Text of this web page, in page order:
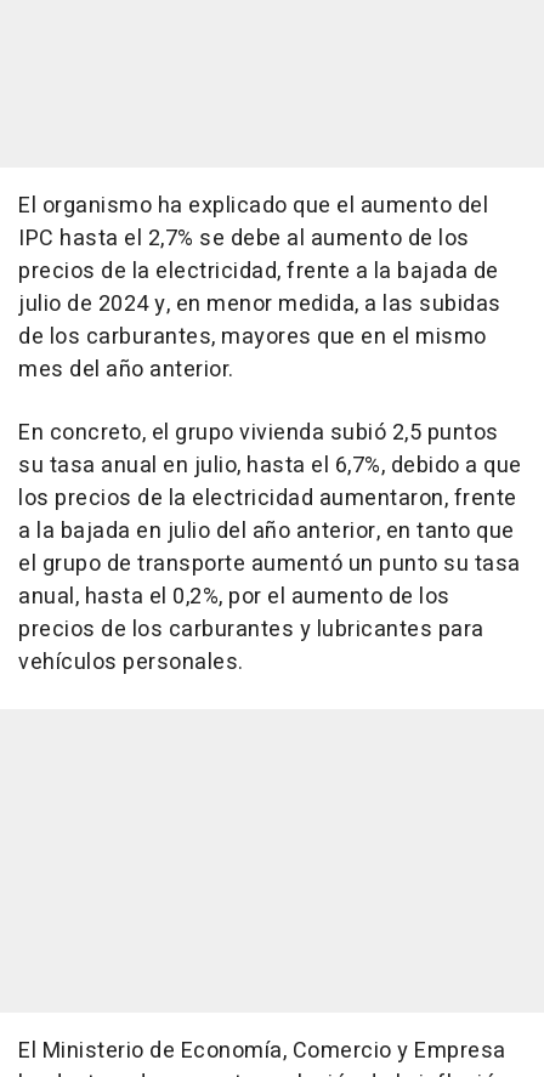
El organismo ha explicado que el aumento del
IPC hasta el 2,7% se debe al aumento de los
precios de la electricidad, frente a la bajada de
julio de 2024 y, en menor medida, a las subidas
de los carburantes, mayores que en el mismo
mes del año anterior.
En concreto, el grupo vivienda subió 2,5 puntos
su tasa anual en julio, hasta el 6,7%, debido a que
los precios de la electricidad aumentaron, frente
a la bajada en julio del año anterior, en tanto que
el grupo de transporte aumentó un punto su tasa
anual, hasta el 0,2%, por el aumento de los
precios de los carburantes y lubricantes para
vehículos personales.
El Ministerio de Economía, Comercio y Empresa